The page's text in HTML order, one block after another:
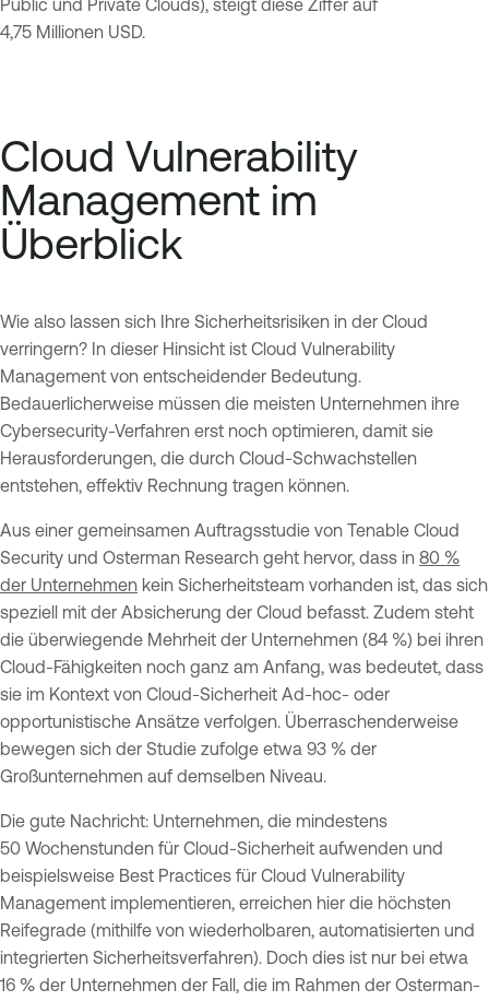
Public und Private Clouds), steigt diese Ziffer auf
4,75 Millionen USD.
Cloud Vulnerability
Management im
Überblick
Wie also lassen sich Ihre Sicherheitsrisiken in der Cloud
verringern? In dieser Hinsicht ist Cloud Vulnerability
Management von entscheidender Bedeutung.
Bedauerlicherweise müssen die meisten Unternehmen ihre
Cybersecurity-Verfahren erst noch optimieren, damit sie
Herausforderungen, die durch Cloud-Schwachstellen
entstehen, effektiv Rechnung tragen können.
Aus einer gemeinsamen Auftragsstudie von Tenable Cloud
Security und Osterman Research geht hervor, dass in 80 %
der Unternehmen kein Sicherheitsteam vorhanden ist, das sich
speziell mit der Absicherung der Cloud befasst. Zudem steht
die überwiegende Mehrheit der Unternehmen (84 %) bei ihren
Cloud-Fähigkeiten noch ganz am Anfang, was bedeutet, dass
sie im Kontext von Cloud-Sicherheit Ad-hoc- oder
opportunistische Ansätze verfolgen. Überraschenderweise
bewegen sich der Studie zufolge etwa 93 % der
Großunternehmen auf demselben Niveau.
Die gute Nachricht: Unternehmen, die mindestens
50 Wochenstunden für Cloud-Sicherheit aufwenden und
beispielsweise Best Practices für Cloud Vulnerability
Management implementieren, erreichen hier die höchsten
Reifegrade (mithilfe von wiederholbaren, automatisierten und
integrierten Sicherheitsverfahren). Doch dies ist nur bei etwa
16 % der Unternehmen der Fall, die im Rahmen der Osterman-